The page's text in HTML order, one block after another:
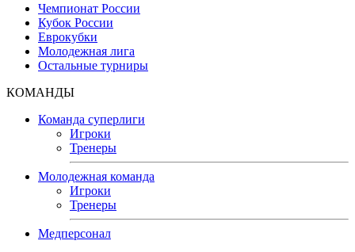
Чемпионат России
Кубок России
Еврокубки
Молодежная лига
Остальные турниры
КОМАНДЫ
Команда суперлиги
Игроки
Тренеры
Молодежная команда
Игроки
Тренеры
Медперсонал